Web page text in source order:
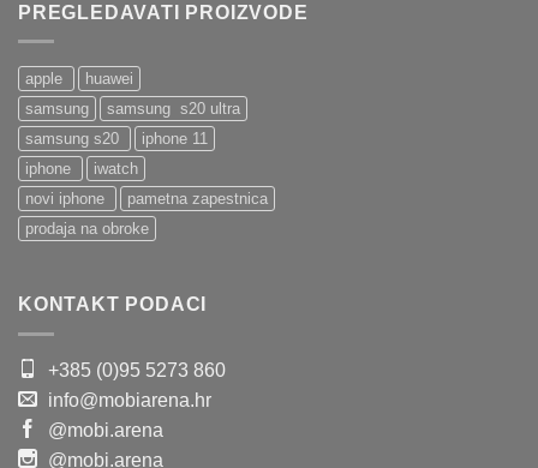
PREGLEDAVATI PROIZVODE
apple
huawei
samsung
samsung s20 ultra
samsung s20
iphone 11
iphone
iwatch
novi iphone
pametna zapestnica
prodaja na obroke
KONTAKT PODACI
+385 (0)95 5273 860
info@mobiarena.hr
@mobi.arena
@mobi.arena